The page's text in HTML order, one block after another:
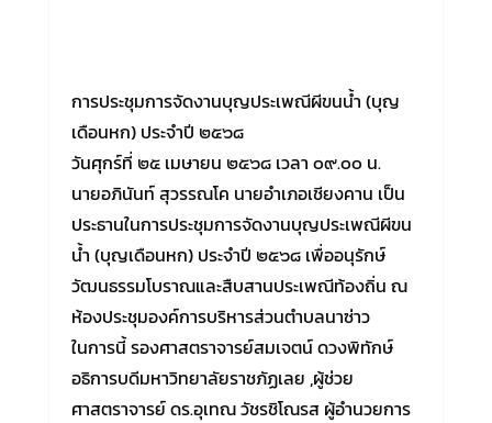
การประชุมการจัดงานบุญประเพณีผีขนน้ำ (บุญ
เดือนหก) ประจำปี ๒๕๖๘
วันศุกร์ที่ ๒๕ เมษายน ๒๕๖๘ เวลา ๐๙.๐๐ น.
นายอภินันท์ สุวรรณโค นายอำเภอเชียงคาน เป็น
ประธานในการประชุมการจัดงานบุญประเพณีผีขน
น้ำ (บุญเดือนหก) ประจำปี ๒๕๖๘ เพื่ออนุรักษ์
วัฒนธรรมโบราณและสืบสานประเพณีท้องถิ่น ณ
ห้องประชุมองค์การบริหารส่วนตำบลนาซ่าว
ในการนี้ รองศาสตราจารย์สมเจตน์ ดวงพิทักษ์
อธิการบดีมหาวิทยาลัยราชภัฏเลย ,ผู้ช่วย
ศาสตราจารย์ ดร.อุเทณ วัชรชิโณรส ผู้อำนวยการ